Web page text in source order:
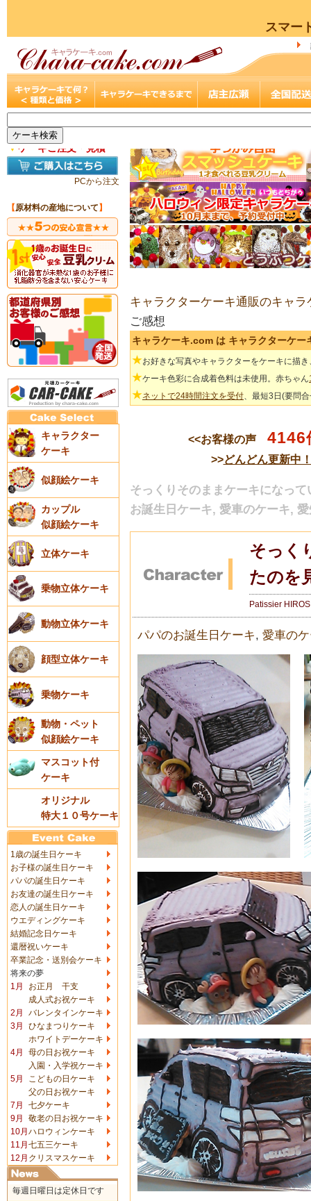
スマー
▼ケーキご注文・見積
PCから注文
【原材料の産地について 】
キャラクター
ケーキ
似顔絵ケーキ
カップル
似顔絵ケーキ
立体ケーキ
乗物立体ケーキ
動物立体ケーキ
顔型立体ケーキ
乗物ケーキ
動物・ペット
似顔絵ケーキ
マスコット付
ケーキ
オリジナル
特大１０号ケーキ
1歳の誕生日ケーキ
お子様の誕生日ケーキ
パパの誕生日ケーキ
お友達の誕生日ケーキ
恋人の誕生日ケーキ
ウエディングケーキ
結婚記念日ケーキ
還暦祝いケーキ
卒業記念・送別会ケーキ
将来の夢
1月
お正月 干支
成人式お祝ケーキ
2月
バレンタインケーキ
3月
ひなまつりケーキ
ホワイトデーケーキ
4月
母の日お祝ケーキ
入園・入学祝ケーキ
5月
こどもの日ケーキ
父の日お祝ケーキ
7月
七夕ケーキ
9月
敬老の日お祝ケーキ
10月 ハロウィンケーキ
11月 七五三ケーキ
12月 クリスマスケーキ
毎週日曜日は定休日です
キャラクターケーキ通販のキャラ
ご感想
キャラケーキ.com は キャラクターケ
★お好きな写真やキャラクターをケーキに描
★ケーキ色彩に合成着色料は未使用。赤ちゃん
★ネットで24時間注文を受付、最短3日(要問
<<お客様の声 4146
>>どんどん更新中
そっくりそのままケーキになっ
お誕生日ケーキ, 愛車のケーキ,
そっく
たのを
Patissier
パパのお誕生日ケーキ, 愛車の